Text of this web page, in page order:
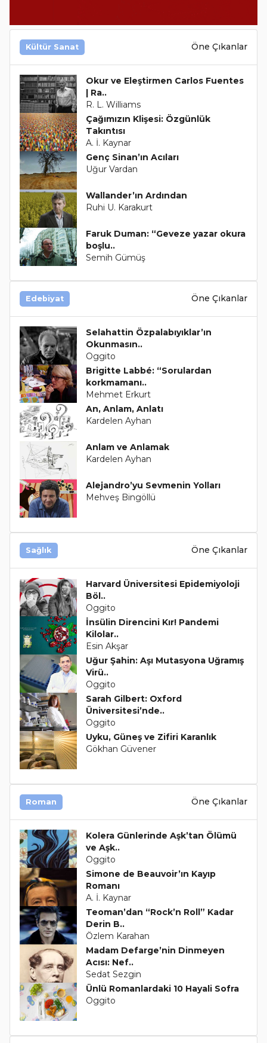
Kültür Sanat Öne Çıkanlar
Okur ve Eleştirmen Carlos Fuentes
| Ra..
R. L. Williams
Çağımızın Klişesi: Özgünlük
Takıntısı
A. İ. Kaynar
Genç Sinan’ın Acıları
Uğur Vardan
Wallander’ın Ardından
Ruhi U. Karakurt
Faruk Duman: “Geveze yazar okura
boşlu..
Semih Gümüş
Edebiyat Öne Çıkanlar
Selahattin Özpalabıyıklar’ın
Okunmasın..
Oggito
Brigitte Labbé: “Sorulardan
korkmamanı..
Mehmet Erkurt
An, Anlam, Anlatı
Kardelen Ayhan
Anlam ve Anlamak
Kardelen Ayhan
Alejandro’yu Sevmenin Yolları
Mehveş Bingöllü
Sağlık Öne Çıkanlar
Harvard Üniversitesi Epidemiyoloji
Böl..
Oggito
İnsülin Direncini Kır! Pandemi
Kilolar..
Esin Akşar
Uğur Şahin: Aşı Mutasyona Uğramış
Virü..
Oggito
Sarah Gilbert: Oxford
Üniversitesi’nde..
Oggito
Uyku, Güneş ve Zifiri Karanlık
Gökhan Güvener
Roman Öne Çıkanlar
Kolera Günlerinde Aşk’tan Ölümü
ve Aşk..
Oggito
Simone de Beauvoir’ın Kayıp
Romanı
A. İ. Kaynar
Teoman’dan “Rock’n Roll” Kadar
Derin B..
Özlem Karahan
Madam Defarge’nin Dinmeyen
Acısı: Nef..
Sedat Sezgin
Ünlü Romanlardaki 10 Hayali Sofra
Oggito